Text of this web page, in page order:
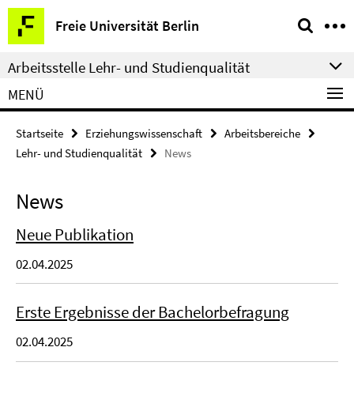
Springe
direkt
zu
Inhalt
Freie Universität Berlin
Service-
Navigation
Arbeitsstelle Lehr- und Studienqualität
MENÜ
Startseite Erziehungswissenschaft
Arbeitsbereiche
Lehr- und Studienqualität
News
News
Neue Publikation
02.04.2025
Erste Ergebnisse der Bachelorbefragung
02.04.2025